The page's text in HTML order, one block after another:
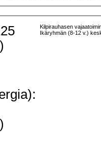
Kilpirauhasen
Ikäryhmän (8-12 v.)